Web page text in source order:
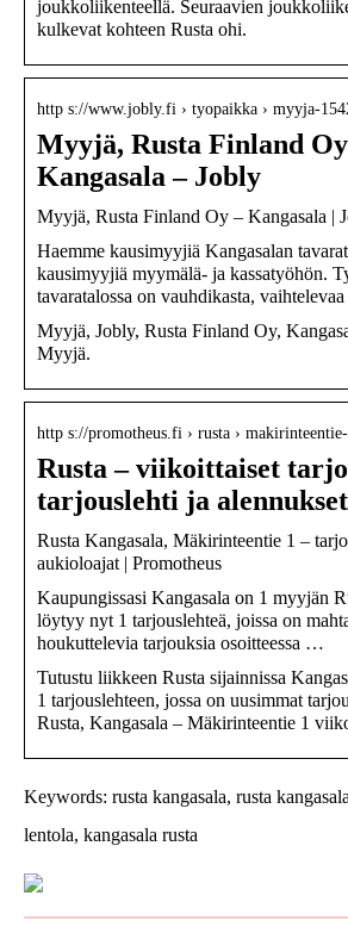
joukkoliikenteellä. Seuraavien
kulkevat kohteen Rusta ohi.
http s://www.jobly.fi › tyopaikka › myyja-
Myyjä, Rusta Finland
Kangasala – Jobly
Myyjä, Rusta Finland Oy – Kangasala |
Haemme kausimyyjiä Kangasalan
kausimyyjiä myymälä- ja kassatyöhön.
tavaratalossa on vauhdikasta,
Myyjä, Jobly, Rusta Finland Oy,
Myyjä.
http s://promotheus.fi › rusta › makirinteentie-
Rusta – viikoittaiset
tarjouslehti ja alennukset
Rusta Kangasala, Mäkirinteentie 1 –
aukioloajat | Promotheus
Kaupungissasi Kangasala on 1 myyjän
löytyy nyt 1 tarjouslehteä, joissa on
houkuttelevia tarjouksia osoitteessa …
Tutustu liikkeen Rusta sijainnissa
1 tarjouslehteen, jossa on uusimmat
Rusta, Kangasala – Mäkirinteentie 1
Keywords: rusta kangasala, rusta
lentola, kangasala rusta